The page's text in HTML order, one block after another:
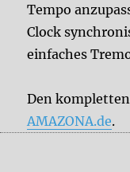
Tempo
Clock
einfaches
Den
AMAZONA.de.